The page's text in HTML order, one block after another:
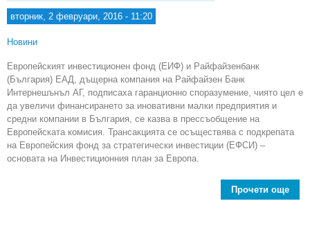
вторник, 2 февруари, 2016 - 11:20
Новини
Европейският инвестиционен фонд (ЕИФ) и Райфайзенбанк
(България) ЕАД, дъщерна компания на Райфайзен Банк
Интернешънъл АГ, подписаха гаранционно споразумение, чиято цел е
да увеличи финансирането за иновативни малки предприятия и
средни компании в България, се казва в прессъобщение на
Европейската комисия. Трансакцията се осъществява с подкрепата
на Европейския фонд за стратегически инвестиции (ЕФСИ) –
основата на Инвестиционния план за Европа.
Прочети още